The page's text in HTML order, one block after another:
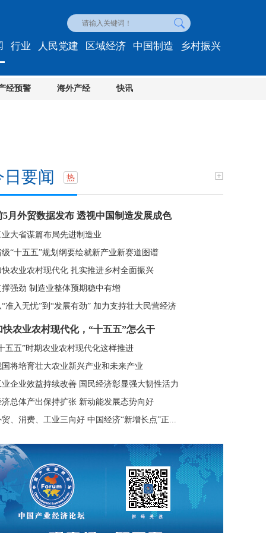
经预警 海外产经 快讯
行业 人民党建 区域经济 中国制造 乡村振兴
八横”高铁网扩容 广湛高铁、汕汕高铁全线...
日要闻 热
5月外贸数据发布 透视中国制造发展成色
业大省谋篇布局先进制造业
级“十五五”规划纲要绘就新产业新赛道图谱
快农业农村现代化 扎实推进乡村全面振兴
撑强劲 制造业整体预期稳中有增
“准入无忧”到“发展有劲” 加力支持壮大民营经济
快农业农村现代化，“十五五”怎么干
五五”时期农业农村现代化这样推进
国将培育壮大农业新兴产业和未来产业
业企业效益持续改善 国民经济彰显强大韧性活力
济总体产出保持扩张 新动能发展态势向好
贸、消费、工业三向好 中国经济“新增长点”正...